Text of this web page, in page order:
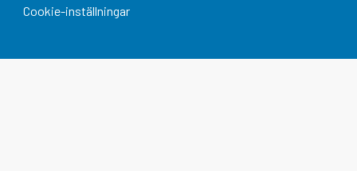
Cookie-inställningar